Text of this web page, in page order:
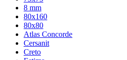
8 mm
80x160
80x80
Atlas Concorde
Cersanit
Creto